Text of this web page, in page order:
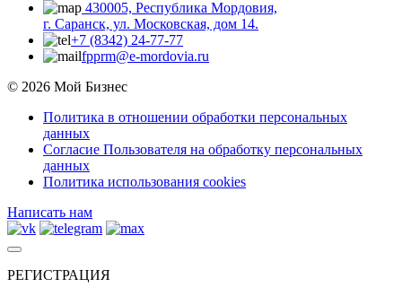
430005, Республика Мордовия,
г. Саранск, ул. Московская, дом 14.
+7 (8342) 24-77-77
fpprm@e-mordovia.ru
© 2026 Мой Бизнес
Политика в отношении обработки персональных
данных
Согласие Пользователя на обработку персональных
данных
Политика использования cookies
Написать нам
РЕГИСТРАЦИЯ